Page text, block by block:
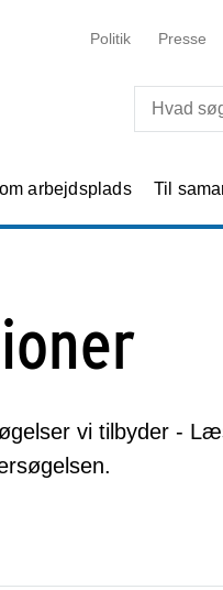
Politik Presse
arbejdsplads Til
vi tilbyder -